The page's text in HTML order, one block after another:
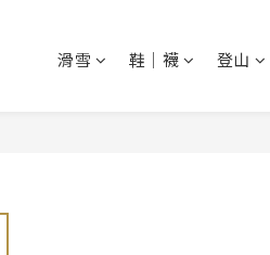
滑雪 鞋│襪 登山